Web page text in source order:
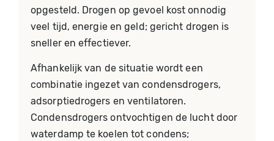
opgesteld. Drogen op gevoel kost onnodig
veel tijd, energie en geld; gericht drogen is
sneller en effectiever.
Afhankelijk van de situatie wordt een
combinatie ingezet van condensdrogers,
adsorptiedrogers en ventilatoren.
Condensdrogers ontvochtigen de lucht door
waterdamp te koelen tot condens;